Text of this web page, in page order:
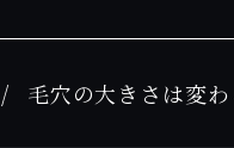
毛穴の大きさは変わ